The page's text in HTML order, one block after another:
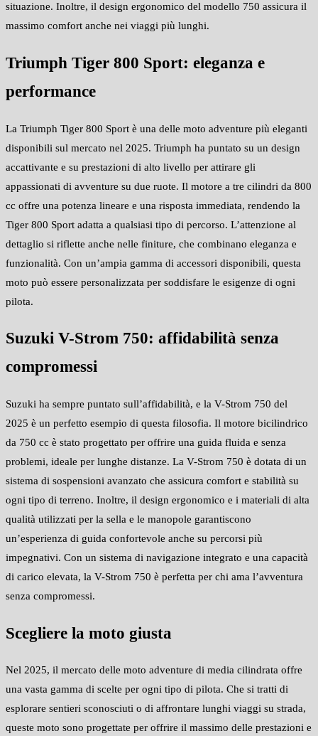
situazione. Inoltre, il design ergonomico del modello 750 assicura il
massimo comfort anche nei viaggi più lunghi.
Triumph Tiger 800 Sport: eleganza e
performance
La Triumph Tiger 800 Sport è una delle moto adventure più eleganti
disponibili sul mercato nel 2025. Triumph ha puntato su un design
accattivante e su prestazioni di alto livello per attirare gli
appassionati di avventure su due ruote. Il motore a tre cilindri da 800
cc offre una potenza lineare e una risposta immediata, rendendo la
Tiger 800 Sport adatta a qualsiasi tipo di percorso. L’attenzione al
dettaglio si riflette anche nelle finiture, che combinano eleganza e
funzionalità. Con un’ampia gamma di accessori disponibili, questa
moto può essere personalizzata per soddisfare le esigenze di ogni
pilota.
Suzuki V-Strom 750: affidabilità senza
compromessi
Suzuki ha sempre puntato sull’affidabilità, e la V-Strom 750 del
2025 è un perfetto esempio di questa filosofia. Il motore bicilindrico
da 750 cc è stato progettato per offrire una guida fluida e senza
problemi, ideale per lunghe distanze. La V-Strom 750 è dotata di un
sistema di sospensioni avanzato che assicura comfort e stabilità su
ogni tipo di terreno. Inoltre, il design ergonomico e i materiali di alta
qualità utilizzati per la sella e le manopole garantiscono
un’esperienza di guida confortevole anche su percorsi più
impegnativi. Con un sistema di navigazione integrato e una capacità
di carico elevata, la V-Strom 750 è perfetta per chi ama l’avventura
senza compromessi.
Scegliere la moto giusta
Nel 2025, il mercato delle moto adventure di media cilindrata offre
una vasta gamma di scelte per ogni tipo di pilota. Che si tratti di
esplorare sentieri sconosciuti o di affrontare lunghi viaggi su strada,
queste moto sono progettate per offrire il massimo delle prestazioni e